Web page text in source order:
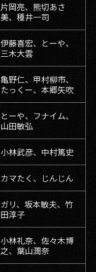
片岡亮、熊切あさ
美、種井一司
伊藤喜宏、とーや、
三木大雲
亀野仁、甲村柳市、
たっくー、本郷矢吹
とーや、フナイム、
山田敏弘
小林武彦、中村篤史
カマたく、じんじん
ガリ、坂本敏夫、竹
田淳子
小林礼奈、佐々木博
之、葉山潤奈